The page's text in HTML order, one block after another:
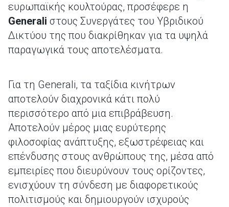
ευρωπαϊκής κουλτούρας, προσέφερε η
Generali στους Συνεργάτες του Υβριδικού
Δικτύου της που διακρίθηκαν για τα υψηλά
παραγωγικά τους αποτελέσματα.
Για τη Generali, τα ταξίδια κινήτρων
αποτελούν διαχρονικά κάτι πολύ
περισσότερο από μια επιβράβευση.
Αποτελούν μέρος μιας ευρύτερης
φιλοσοφίας ανάπτυξης, εξωστρέφειας και
επένδυσης στους ανθρώπους της, μέσα από
εμπειρίες που διευρύνουν τους ορίζοντες,
ενισχύουν τη σύνδεση με διαφορετικούς
πολιτισμούς και δημιουργούν ισχυρούς